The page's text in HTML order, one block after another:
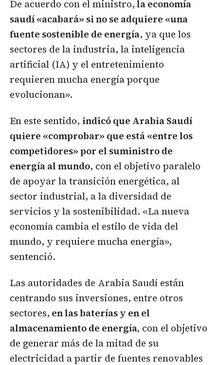
De acuerdo con el ministro,la economía
saudí «acabará» si no se adquiere «una
fuente sostenible de energía, ya que los
sectores de la industria, la inteligencia
artificial (IA) y el entretenimiento
requieren mucha energía porque
evolucionan».
En este sentido, indicó que Arabia Saudí
quiere «comprobar» que está «entre los
competidores» por el suministro de
energía al mundo, con el objetivo paralelo
de apoyar la transición energética, al
sector industrial, a la diversidad de
servicios y la sostenibilidad. «La nueva
economía cambia el estilo de vida del
mundo, y requiere mucha energía»,
sentenció.
Las autoridades de Arabia Saudí están
centrando sus inversiones, entre otros
sectores, en las baterías y en el
almacenamiento de energía, con el objetivo
de generar más de la mitad de su
electricidad a partir de fuentes renovables